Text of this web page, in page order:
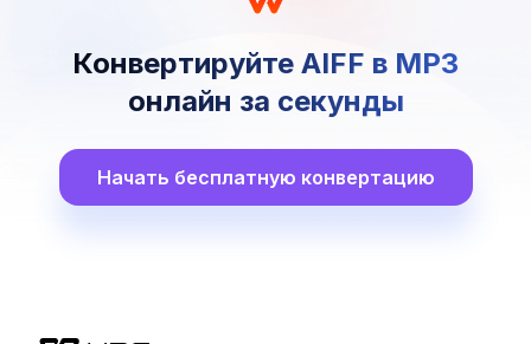
Конвертируйте AIFF в MP3
онлайн за секунды
Начать бесплатную конвертацию